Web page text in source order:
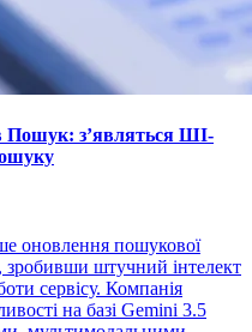
Пошук: з’являться ШІ-
оновлення пошукової
зробивши штучний інтелект
сервісу. Компанія
на базі Gemini 3.5